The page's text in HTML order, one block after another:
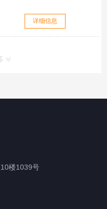
详细信息
楼1039号